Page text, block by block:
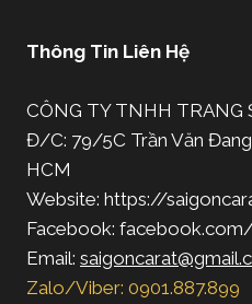
Thông Tin Liên Hệ
CÔNG TY TNHH TRANG
Đ/C: 79/5C Trần Văn
HCM
Website: https://
Facebook:
Email:
Zalo/Viber: 0901.887.899